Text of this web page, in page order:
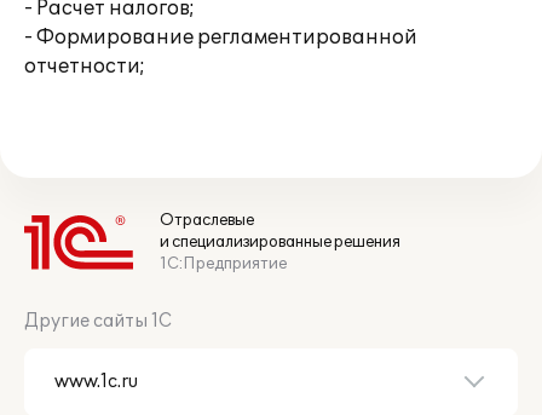
- Расчет налогов;
- Формирование регламентированной
отчетности;
Отраслевые
и специализированные решения
1С:Предприятие
Другие сайты 1С